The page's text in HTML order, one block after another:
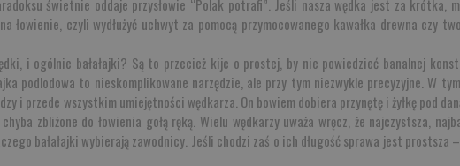
świetnie oddaje przysłowie “Polak potrafi”. Jeśli nasza wędka jest za krótka,
czyli wydłużyć uchwyt za pomocą przymocowanego kawałka drewna czy
i ogólnie bałałajki? Są to przecież kije o prostej, by nie powiedzieć banalnej
podlodowa to nieskomplikowane narzędzie, ale przy tym niezwykle precyzyjne. W
i przede wszystkim umiejętności wędkarza. On bowiem dobiera przynętę i żyłkę pod
zbliżone do łowienia gołą ręką. Wielu wędkarzy uważa wręcz, że najczystsza,
bałałajki wybierają zawodnicy. Jeśli chodzi zaś o ich długość sprawa jest prostsza